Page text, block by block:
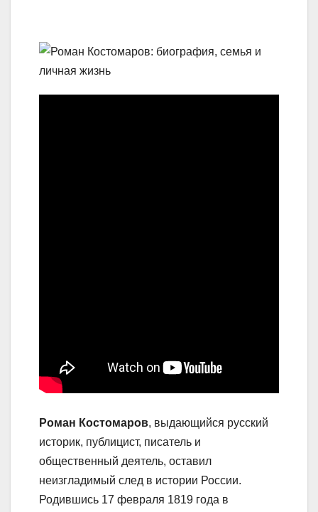
Роман Костомаров, выдающийся русский
историк, публицист, писатель и
общественный деятель, оставил
неизгладимый след в истории России.
Родившись 17 февраля 1819 года в